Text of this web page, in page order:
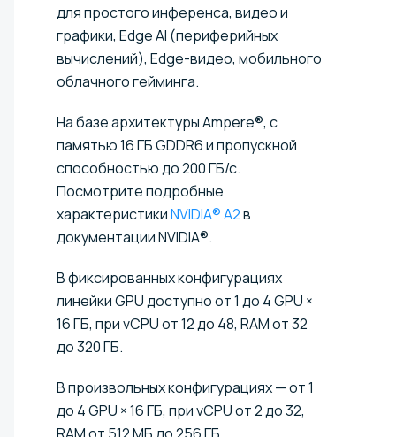
для простого инференса, видео и
графики, Edge AI (периферийных
вычислений), Edge-видео, мобильного
облачного гейминга.
На базе архитектуры Ampere®, с
памятью 16 ГБ GDDR6 и пропускной
способностью до 200 ГБ/с.
Посмотрите подробные
характеристикиNVIDIA® A2в
документации NVIDIA®.
В фиксированных конфигурациях
линейки GPU доступно от 1 до 4 GPU ×
16 ГБ, при vCPU от 12 до 48, RAM от 32
до 320 ГБ.
В произвольных конфигурациях — от 1
до 4 GPU × 16 ГБ, при vCPU от 2 до 32,
RAM от 512 МБ до 256 ГБ.